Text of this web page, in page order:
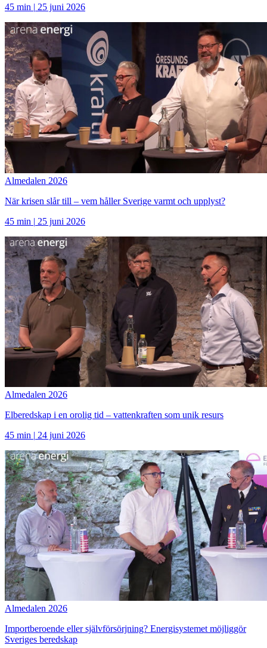
45 min
25 juni 2026
Almedalen 2026
När krisen slår till – vem håller Sverige varmt och upplyst?
45 min | 25 juni 2026
Almedalen 2026
Elberedskap i en orolig tid – vattenkraften som unik resurs
45 min | 24 juni 2026
Almedalen 2026
Importberoende eller självförsörjning? Energisystemet möjliggör
Sveriges beredskap